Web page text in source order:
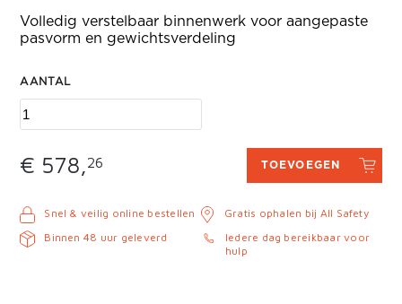
Volledig verstelbaar binnenwerk voor aangepaste
pasvorm en gewichtsverdeling
AANTAL
€ 578,26 TOEVOEGEN
Snel & veilig online bestellen
Binnen 48 uur geleverd
Gratis ophalen bij All Safety
Iedere dag bereikbaar voor
hulp